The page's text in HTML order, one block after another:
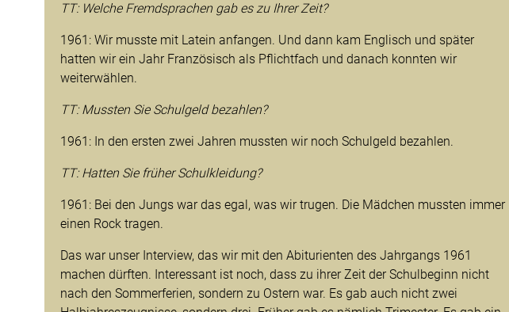
TT: Welche Fremdsprachen gab es zu Ihrer Zeit?
1961: Wir musste mit Latein anfangen. Und dann kam Englisch und später
hatten wir ein Jahr Französisch als Pflichtfach und danach konnten wir
weiterwählen.
TT: Mussten Sie Schulgeld bezahlen?
1961: In den ersten zwei Jahren mussten wir noch Schulgeld bezahlen.
TT: Hatten Sie früher Schulkleidung?
1961: Bei den Jungs war das egal, was wir trugen. Die Mädchen mussten immer
einen Rock tragen.
Das war unser Interview, das wir mit den Abiturienten des Jahrgangs 1961
machen dürften. Interessant ist noch, dass zu ihrer Zeit der Schulbeginn nicht
nach den Sommerferien, sondern zu Ostern war. Es gab auch nicht zwei